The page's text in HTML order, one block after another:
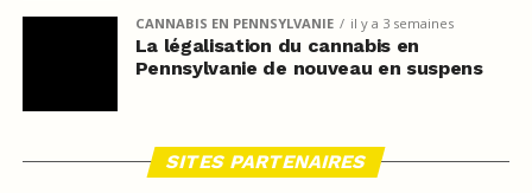
CANNABIS EN PENNSYLVANIE il y a 3 semaines
La légalisation du cannabis en
Pennsylvanie de nouveau en suspens
SITES PARTENAIRES